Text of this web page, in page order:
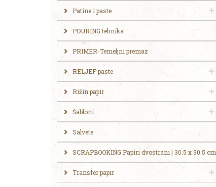
Patine i paste
POURING tehnika
PRIMER-Temeljni premaz
RELJEF paste
Rižin papir
Šabloni
Salvete
SCRAPBOOKING Papiri dvostrani | 30.5 x 30.5 cm
Transfer papir